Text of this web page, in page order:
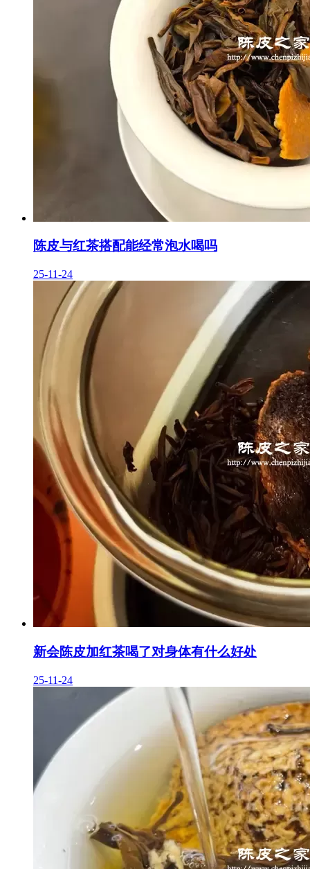
陈皮与红茶搭配能经常泡水喝吗
25-11-24
新会陈皮加红茶喝了对身体有什么好处
25-11-24